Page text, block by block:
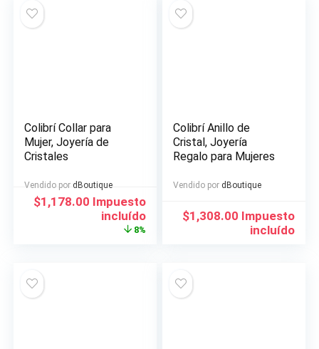
Colibrí Collar para
Mujer, Joyería de
Cristales
Vendido por dBoutique
El
$1,178.00El
precio
Impuesto
incluído
8%
Colibrí Anillo de
Cristal, Joyería
Regalo para Mujeres
Vendido por dBoutique
$1,308.00 Impuesto
incluído